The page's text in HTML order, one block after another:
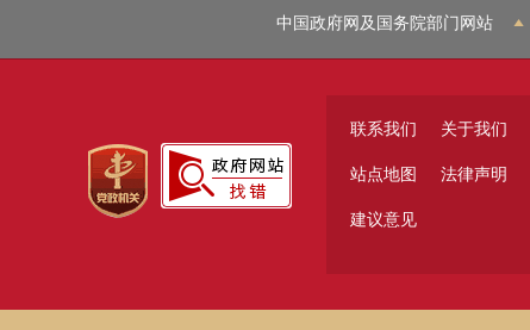
中国政府网及国务院部门网站
联系我们 关于我们
站点地图 法律声明
建议意见